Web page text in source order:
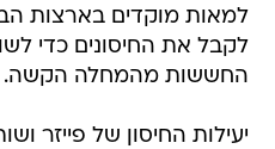
למאות מוקדים בארצות
לקבל את החיסונים כדי
החששות מהמחלה הקשה.
יעילות החיסון של פייזר